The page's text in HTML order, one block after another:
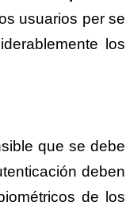
usuarios per se
los
que se debe
deben
de los